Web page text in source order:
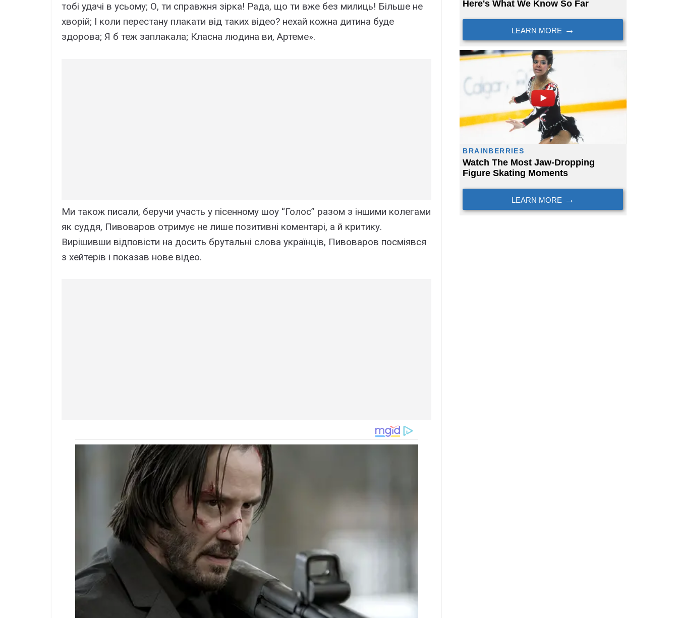
тобі удачі в усьому; О, ти справжня зірка! Рада, що ти вже без милиць! Більше не
хворій; І коли перестану плакати від таких відео? нехай кожна дитина буде
здорова; Я б теж заплакала; Класна людина ви, Артеме».
Ми також писали, беручи участь у пісенному шоу “Голос” разом з іншими колегами
як суддя, Пивоваров отримує не лише позитивні коментарі, а й критику.
Вирішивши відповісти на досить брутальні слова українців, Пивоваров посміявся
з хейтерів і показав нове відео.